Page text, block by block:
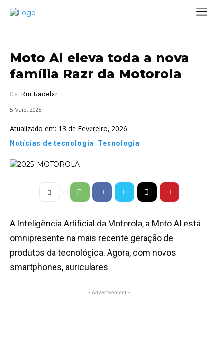
Moto AI eleva toda a nova
família Razr da Motorola
De: Rui Bacelar
5 Maio, 2025
Atualizado em: 13 de Fevereiro, 2026
Notícias de tecnologia Tecnologia
A Inteligência Artificial da Motorola, a Moto AI está
omnipresente na mais recente geração de
produtos da tecnológica. Agora, com novos
smartphones, auriculares
- Advertisement -